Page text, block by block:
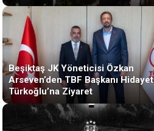
Beşiktaş JK Yöneticisi Özkan
Arseven’den TBF Başkanı Hidayet
Türkoğlu’na Ziyaret